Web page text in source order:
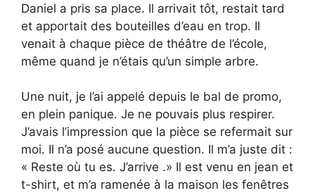
Daniel a pris sa place. Il arrivait tôt, restait tard
et apportait des bouteilles d’eau en trop. Il
venait à chaque pièce de théâtre de l’école,
même quand je n’étais qu’un simple arbre.
Une nuit, je l’ai appelé depuis le bal de promo,
en plein panique. Je ne pouvais plus respirer.
J’avais l’impression que la pièce se refermait sur
moi. Il n’a posé aucune question. Il m’a juste dit :
« Reste où tu es. J’arrive .» Il est venu en jean et
t-shirt, et m’a ramenée à la maison les fenêtres